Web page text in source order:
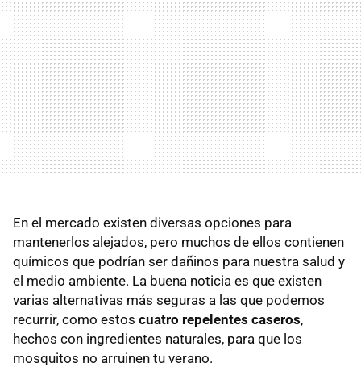
En el mercado existen diversas opciones para
mantenerlos alejados, pero muchos de ellos contienen
químicos que podrían ser dañinos para nuestra salud y
el medio ambiente. La buena noticia es que existen
varias alternativas más seguras a las que podemos
recurrir, como estos cuatro repelentes caseros,
hechos con ingredientes naturales, para que los
mosquitos no arruinen tu verano.